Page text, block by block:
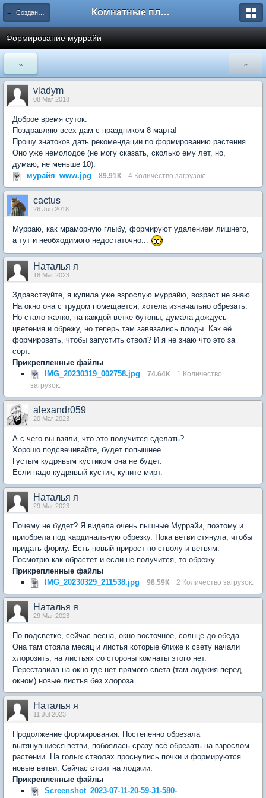
← Создание и формирование растений Комнатные плодовые экзоты
Формирование муррайи
« »
vladym
08 Mar 2018
Доброе время суток.
Поздравляю всех дам с праздником 8 марта!
Прошу знатоков дать рекомендации по формированию растения.
Оно уже немолодое (не могу сказать, сколько ему лет, но,
думаю, не меньше 10).
мурайя_www.jpg
89.91К 4 Количество загрузок:
cactus
26 Jun 2018
Мурраю, как мраморную глыбу, формируют удалением лишнего,
а тут и необходимого недостаточно...
Наталья я
18 Mar 2023
Здравствуйте, я купила уже взрослую муррайю, возраст не знаю.
На окно она с трудом помещается, хотела изначально обрезать.
Но стало жалко, на каждой ветке бутоны, думала дождусь
цветения и обрежу, но теперь там завязались плоды. Как её
формировать, чтобы загустить ствол? И я не знаю что это за
сорт.
Прикрепленные файлы
IMG_20230319_002758.jpg
74.64К
1 Количество
загрузок:
alexandr059
20 Mar 2023
А с чего вы взяли, что это получится сделать?
Хорошо подсвечивайте, будет попышнее.
Густым кудрявым кустиком она не будет.
Если надо кудрявый кустик, купите мирт.
Наталья я
29 Mar 2023
Почему не будет? Я видела очень пышные Муррайи, поэтому и
приобрела под кардинальную обрезку. Пока ветви стянула, чтобы
придать форму. Есть новый прирост по стволу и ветвям.
Посмотрю как обрастет и если не получится, то обрежу.
Прикрепленные файлы
IMG_20230329_211538.jpg
98.59К 2 Количество загрузок:
Наталья я
29 Mar 2023
По подсветке, сейчас весна, окно восточное, солнце до обеда.
Она там стояла месяц и листья которые ближе к свету начали
хлорозить, на листьях со стороны комнаты этого нет.
Переставила на окно где нет прямого света (там лоджия перед
окном) новые листья без хлороза.
Наталья я
11 Jul 2023
Продолжение формирования. Постепенно обрезала
вытянувшиеся ветви, побоялась сразу всё обрезать на взрослом
растении. На голых стволах проснулись почки и формируются
новые ветви. Сейчас стоит на лоджии.
Прикрепленные файлы
Screenshot_2023-07-11-20-59-31-580-